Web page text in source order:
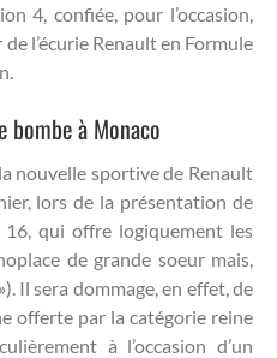
4, confiée, pour l’occasion,
l’écurie Renault en Formule
bombe à Monaco
nouvelle sportive de Renault
lors de la présentation de
qui offre logiquement les
de grande soeur mais,
Il sera dommage, en effet, de
offerte par la catégorie reine
à l’occasion d’un